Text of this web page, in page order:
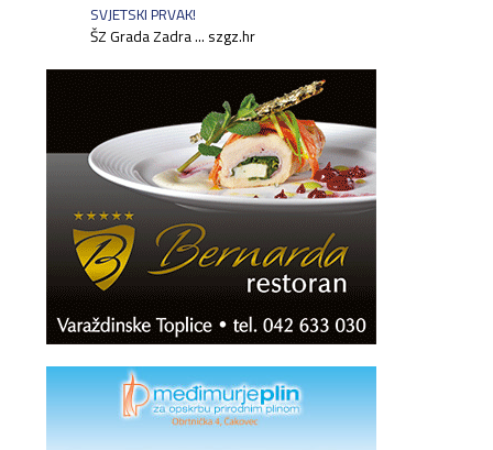
SVJETSKI PRVAK!
ŠZ Grada Zadra ... szgz.hr